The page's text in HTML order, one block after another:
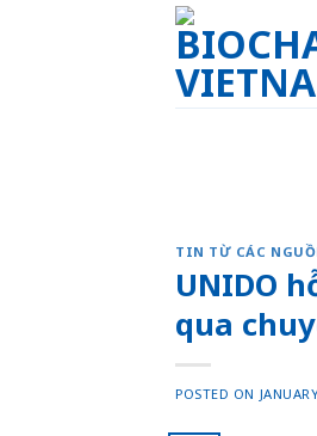
TIN TỪ CÁC
UNIDO
qua
POSTED ON